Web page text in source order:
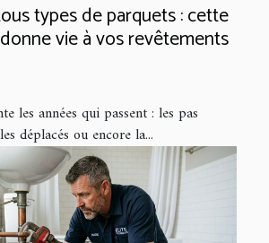
types de parquets : cette
vie à vos revêtements
les années qui passent : les pas
déplacés ou encore la...